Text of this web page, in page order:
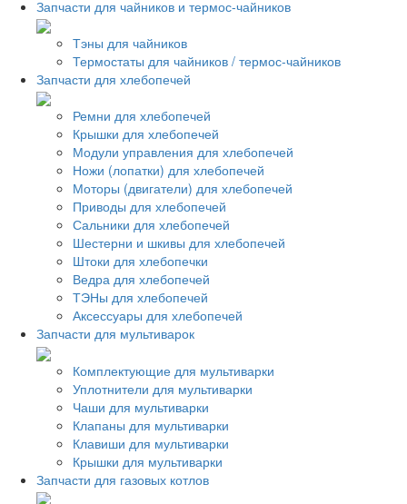
Запчасти для чайников и термос-чайников
Тэны для чайников
Термостаты для чайников / термос-чайников
Запчасти для хлебопечей
Ремни для хлебопечей
Крышки для хлебопечей
Модули управления для хлебопечей
Ножи (лопатки) для хлебопечей
Моторы (двигатели) для хлебопечей
Приводы для хлебопечей
Сальники для хлебопечей
Шестерни и шкивы для хлебопечей
Штоки для хлебопечки
Ведра для хлебопечей
ТЭНы для хлебопечей
Аксессуары для хлебопечей
Запчасти для мультиварок
Комплектующие для мультиварки
Уплотнители для мультиварки
Чаши для мультиварки
Клапаны для мультиварки
Клавиши для мультиварки
Крышки для мультиварки
Запчасти для газовых котлов